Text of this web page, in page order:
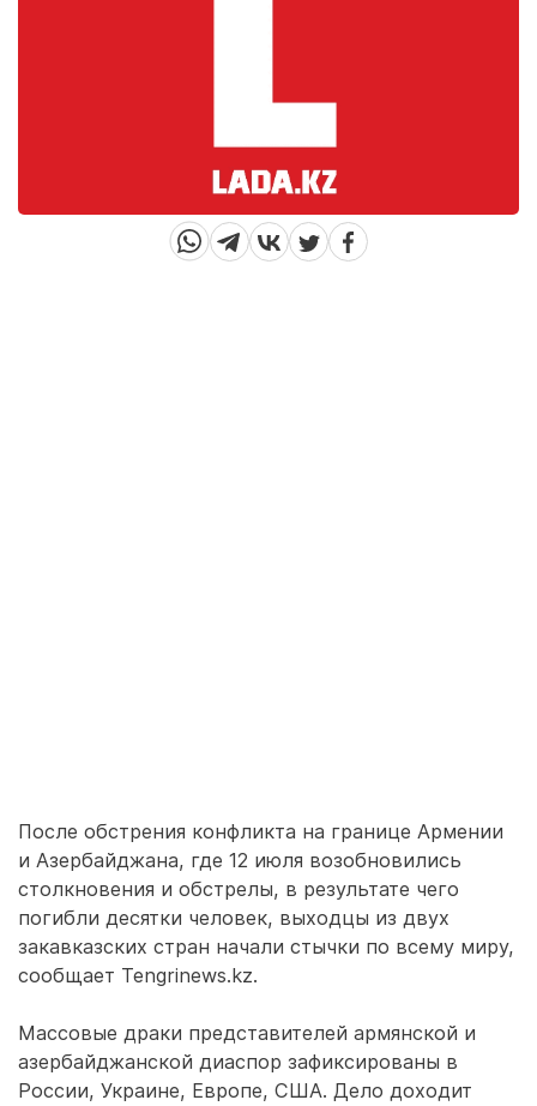
После обстрения конфликта на границе Армении
и Азербайджана, где 12 июля возобновились
столкновения и обстрелы, в результате чего
погибли десятки человек, выходцы из двух
закавказских стран начали стычки по всему миру,
сообщает Tengrinews.kz.
Массовые драки представителей армянской и
азербайджанской диаспор зафиксированы в
России, Украине, Европе, США. Дело доходит